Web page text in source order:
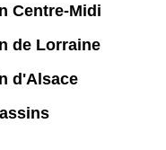
Centre-Midi
de Lorraine
d'Alsace